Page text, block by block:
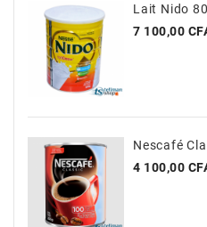
Lait Nido
Prix
7 100,00
Nescafé
Prix
4 100,00